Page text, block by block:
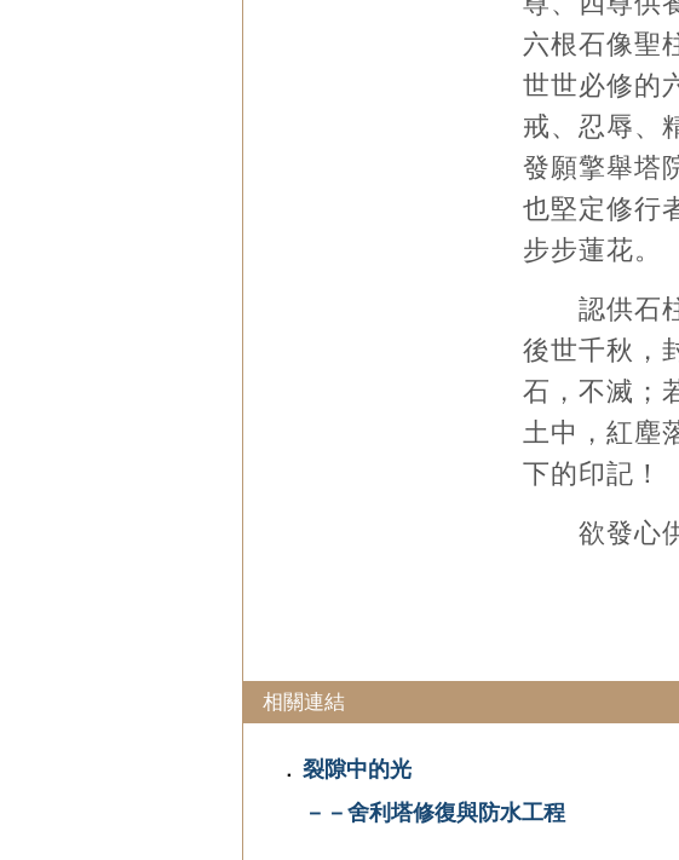
六根石像聖
世世必修的
戒、忍辱、
發願擎舉塔
也堅定修行
步步蓮花。
認供石柱
後世千秋，
石，不滅；
土中，紅塵
下的印記！
欲發心供
相關連結
． 裂隙中的光
－－舍利塔修復與防水工程